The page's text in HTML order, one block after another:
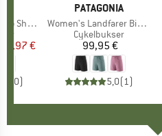
II
pris
90,97 €
0)
MÆRKE
PATAGONIA
Artikel
Women's Landfarer Bike Shorts
Produktgruppe
Cykelbukser
Pris
99,95 €
5,0(1)